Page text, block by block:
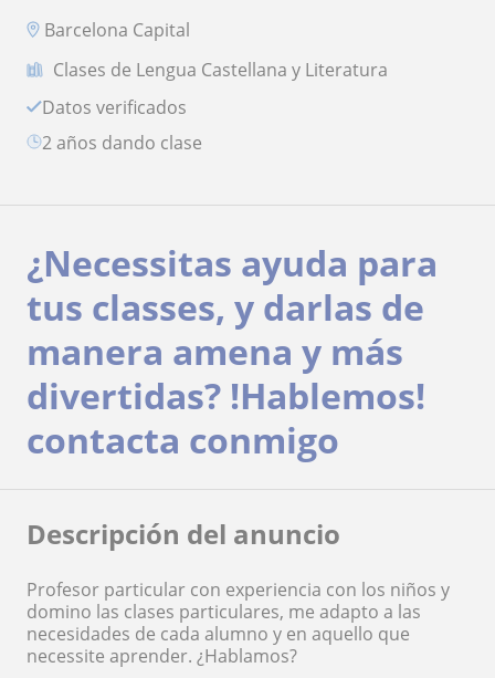
Barcelona Capital
Clases de Lengua Castellana y Literatura
Datos verificados
2 años dando clase
¿Necessitas ayuda para
tus classes, y darlas de
manera amena y más
divertidas? !Hablemos!
contacta conmigo
Descripción del anuncio
Profesor particular con experiencia con los niños y
domino las clases particulares, me adapto a las
necesidades de cada alumno y en aquello que
necessite aprender. ¿Hablamos?